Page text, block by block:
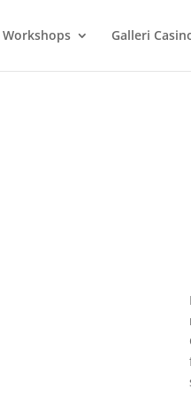
Workshops Galleri